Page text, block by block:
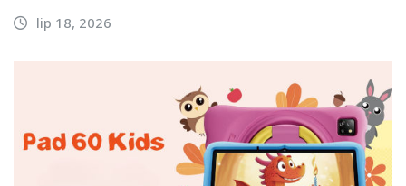
lip 18, 2026